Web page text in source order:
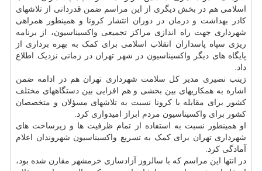
اسلامی هم در بخش دیگری از این مراسم ضمن قدردانی از تلاشهای
کادر بهداشت و درمان در دوران انتشار کرونا و همینطور همراهی
شهرداری جهت راه اندازی مراکز تجمیعی واکسیناسیون، از برنامه
ریزی سپاه پاسداران انقلاب اسلامی برای کمک به بهره برداری از
پایگاه های دیگر واکسیناسیون در شهر تهران در زمانی نزدیک اطلاع
داد.
زینب نصیری مدیر کل سلامت شهرداری تهران هم در ادامه ضمن
اشاره به همکاریهای بین بخشی و هم افزایی بین دستگاههای مختلف
کشور برای مقابله با کرونا نسبت به تلاشهای مسؤلان و متخصصان
کشور برای واکسیناسیون مردم ابراز امیدواری کرد.
او همینطور نسبت به استفاده از تمام ظرفیت ها و زیرساخت های
شهرداری تهران برای کمک به تسریع واکسیناسیون شهروندان اعلام
آمادگی کرد.
در انتها این مراسم که با سالروز آزادسازی خرمشهر مقارن شده بود،